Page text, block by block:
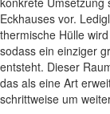
Eckhauses vor.
thermische Hülle
sodass ein einziger
entsteht. Dieser
das als eine Art
schrittweise um